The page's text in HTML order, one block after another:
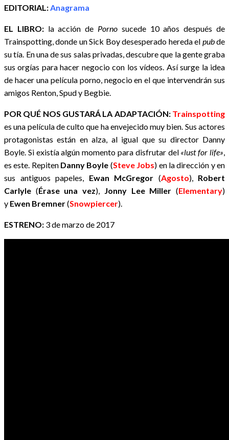
EDITORIAL:Anagrama
EL LIBRO:la acción de Porno sucede 10 años después de
Trainspotting, donde un Sick Boy desesperado hereda el pubde
su tía. En una de sus salas privadas, descubre que la gente graba
sus orgías para hacer negocio con los vídeos. Así surge la idea
de hacer una película porno, negocio en el que intervendrán sus
amigos Renton, Spud y Begbie.
POR QUÉ NOS GUSTARÁ LA ADAPTACIÓN: Trainspotting
es una película de culto que ha envejecido muy bien. Sus actores
protagonistas están en alza, al igual que su director Danny
Boyle. Si existía algún momento para disfrutar del «lust for life»,
es este. Repiten Danny Boyle (Steve Jobs) en la dirección y en
sus antiguos papeles, Ewan McGregor (Agosto), Robert
Carlyle (Érase una vez), Jonny Lee Miller (Elementary)
y Ewen Bremner(Snowpiercer).
ESTRENO: 3 de marzo de 2017